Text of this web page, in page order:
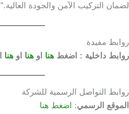
لضمان التركيب الآمن والجودة العالية.”
روابط مفيدة
روابط داخلية : اضغط هنا او هنا او هنا
روابط التواصل الرسمية للشركة
الموقع الرسمي: اضغط هنا